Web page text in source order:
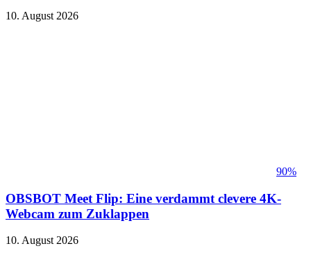
10. August 2026
90%
OBSBOT Meet Flip: Eine verdammt clevere 4K-
Webcam zum Zuklappen
10. August 2026